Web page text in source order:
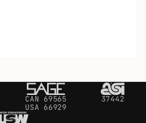
CAN 69565
USA 66929
37442